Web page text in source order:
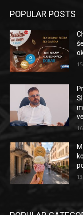
POPULAR POSTS